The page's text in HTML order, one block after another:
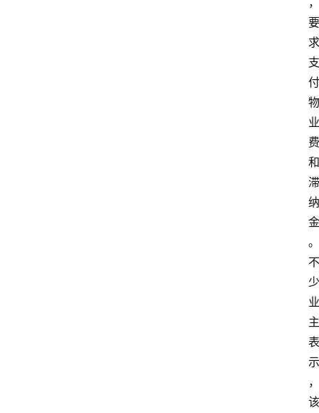
要
求
支
付
物
业
费
和
滞
纳
金
。
不
少
业
主
表
示
，
该